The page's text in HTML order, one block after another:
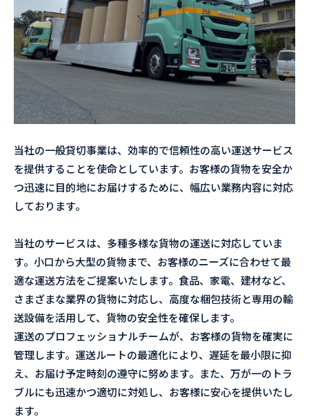
当社の一般貸切事業は、効率的で信頼性の高い運送サービス
を提供することを使命としています。お客様の貨物を安全か
つ迅速に目的地にお届けするために、幅広い業務内容に対応
しております。
当社のサービスは、多種多様な貨物の運送に対応していま
す。小口から大型の貨物まで、お客様のニーズに合わせて最
適な運送方法をご提案いたします。食品、家電、建材など、
さまざまな業界の貨物に対応し、高度な梱包技術と専用の輸
送設備を活用して、貨物の安全性を確保します。
運送のプロフェッショナルチームが、お客様の貨物を確実に
管理します。運送ルートの最適化により、遅延を最小限に抑
え、お届け予定時刻の遵守に努めます。また、万が一のトラ
ブルにも迅速かつ適切に対処し、お客様に安心を提供いたし
ます。